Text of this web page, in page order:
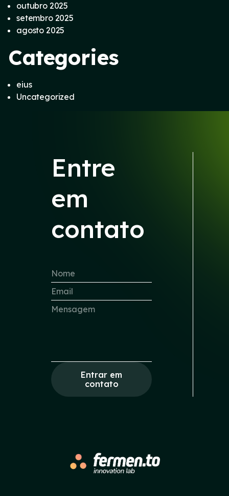
outubro 2025
setembro 2025
agosto 2025
Categories
eius
Uncategorized
Entre
em
contato
Entrar em
contato